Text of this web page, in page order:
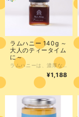
ラムハニー 140g ～
大人のティータイム
に～
ラムハニーは、濃厚なはちみつとラム酒を絶妙なバランスでブレンドした贅沢な逸品です。一口食べれば、やみつきになると評判です。 はちみつは、スペイン産オークはちみつ（甘露蜜）を使用。そして、ラム酒は、オークの樽で熟成された洗練された味わいです。この二つを組み合わせることで、独特の甘みと旨味が生み出されました。 大人のティータイムや、お酒のつまみとして楽しんでいただけます。また、パンやヨーグルトにトッピングしたり、お菓子作りにもお役立ていただけます。 香り高いラムハニーを是非、あなたの大切な人に贈ってみてはいかがでしょうか。 ※アレルギー物質を含んでいる場合がございますので、原材料の表示にご注意ください。 ※アルコールを含んでいるので、未成年の方は食べないでください。また、食べたあとのお車の運転はしないようお願いします。
¥1,188